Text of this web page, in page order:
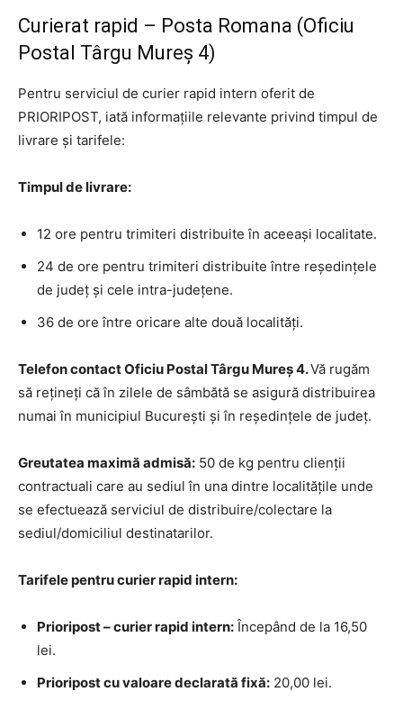
Curierat rapid – Posta Romana (Oficiu
Postal Târgu Mureş 4)
Pentru serviciul de curier rapid intern oferit de
PRIORIPOST, iată informațiile relevante privind timpul de
livrare și tarifele:
Timpul de livrare:
12 ore pentru trimiteri distribuite în aceeași localitate.
24 de ore pentru trimiteri distribuite între reședințele
de județ și cele intra-județene.
36 de ore între oricare alte două localități.
Telefon contact Oficiu Postal Târgu Mureş 4.Vă rugăm
să rețineți că în zilele de sâmbătă se asigură distribuirea
numai în municipiul București și în reședințele de județ.
Greutatea maximă admisă: 50 de kg pentru clienții
contractuali care au sediul în una dintre localitățile unde
se efectuează serviciul de distribuire/colectare la
sediul/domiciliul destinatarilor.
Tarifele pentru curier rapid intern:
Prioripost – curier rapid intern: Începând de la 16,50
lei.
Prioripost cu valoare declarată fixă: 20,00 lei.